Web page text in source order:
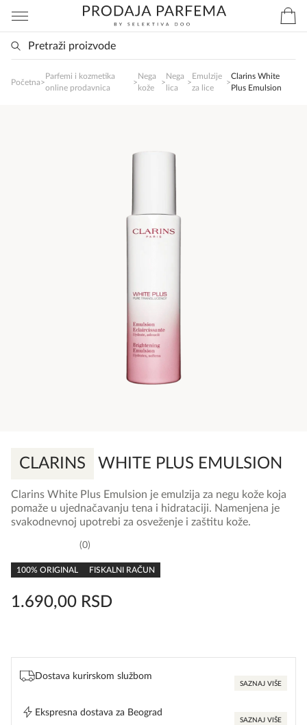
Početna>
Parfemi i kozmetika
online prodavnica
>
Nega
kože
>
Nega
lica
>
Emulzije
za lice
>
Clarins White
Plus Emulsion
CLARINS WHITE PLUS EMULSION
rating
0
100% ORIGINAL FISKALNI RAČUN
1.690,00 RSD
Clarins White Plus Emulsion je emulzija za negu kože koja
pomaže u ujednačavanju tena i hidrataciji. Namenjena je
svakodnevnoj upotrebi za osveženje i zaštitu kože.
Dostava kurirskom službom
SAZNAJ VIŠE
Ekspresna dostava za Beograd
SAZNAJ VIŠE
SlađanAi Asistent
poručite svoj omiljeni parfem danas ali i za